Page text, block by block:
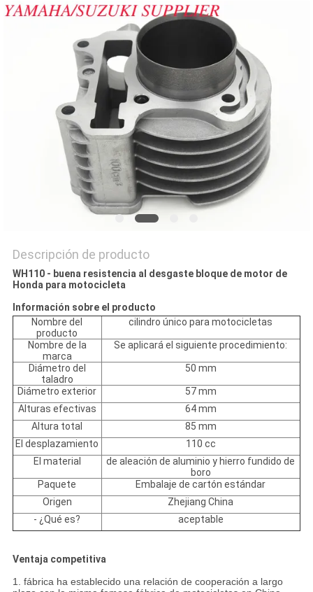
PRIVACY
POLICY
Descripción de producto
WH110 - buena resistencia al desgaste bloque de motor de
Honda para motocicleta
Información sobre el producto
Nombre del
producto
cilindro único para motocicletas
Nombre de la
marca
Se aplicará el siguiente procedimiento:
Diámetro del
taladro
50 mm
Diámetro exterior
57 mm
Alturas efectivas
64 mm
Altura total
85 mm
El desplazamiento
110 cc
El material
de aleación de aluminio y hierro fundido de
boro
Paquete
Embalaje de cartón estándar
Origen
Zhejiang China
- ¿Qué es?
aceptable
Ventaja competitiva
1. fábrica ha establecido una relación de cooperación a largo